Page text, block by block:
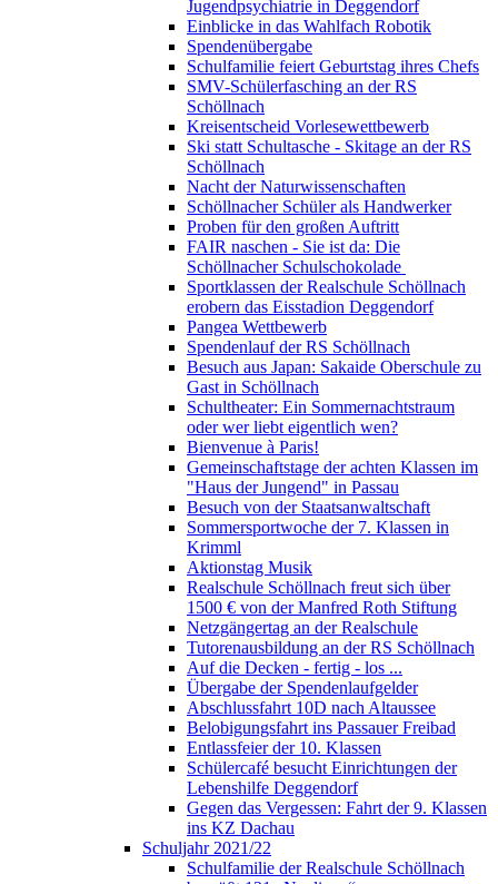
Jugendpsychiatrie in Deggendorf
Einblicke in das Wahlfach Robotik
Spendenübergabe
Schulfamilie feiert Geburtstag ihres Chefs
SMV-Schülerfasching an der RS
Schöllnach
Kreisentscheid Vorlesewettbewerb
Ski statt Schultasche - Skitage an der RS
Schöllnach
Nacht der Naturwissenschaften
Schöllnacher Schüler als Handwerker
Proben für den großen Auftritt
FAIR naschen - Sie ist da: Die
Schöllnacher Schulschokolade
Sportklassen der Realschule Schöllnach
erobern das Eisstadion Deggendorf
Pangea Wettbewerb
Spendenlauf der RS Schöllnach
Besuch aus Japan: Sakaide Oberschule zu
Gast in Schöllnach
Schultheater: Ein Sommernachtstraum
oder wer liebt eigentlich wen?
Bienvenue à Paris!
Gemeinschaftstage der achten Klassen im
"Haus der Jungend" in Passau
Besuch von der Staatsanwaltschaft
Sommersportwoche der 7. Klassen in
Krimml
Aktionstag Musik
Realschule Schöllnach freut sich über
1500 € von der Manfred Roth Stiftung
Netzgängertag an der Realschule
Tutorenausbildung an der RS Schöllnach
Auf die Decken - fertig - los ...
Übergabe der Spendenlaufgelder
Abschlussfahrt 10D nach Altaussee
Belobigungsfahrt ins Passauer Freibad
Entlassfeier der 10. Klassen
Schülercafé besucht Einrichtungen der
Lebenshilfe Deggendorf
Gegen das Vergessen: Fahrt der 9. Klassen
ins KZ Dachau
Schuljahr 2021/22
Schulfamilie der Realschule Schöllnach